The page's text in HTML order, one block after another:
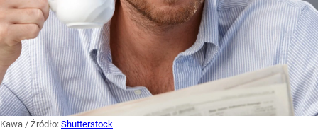
Kawa / Źródło: Shutterstock